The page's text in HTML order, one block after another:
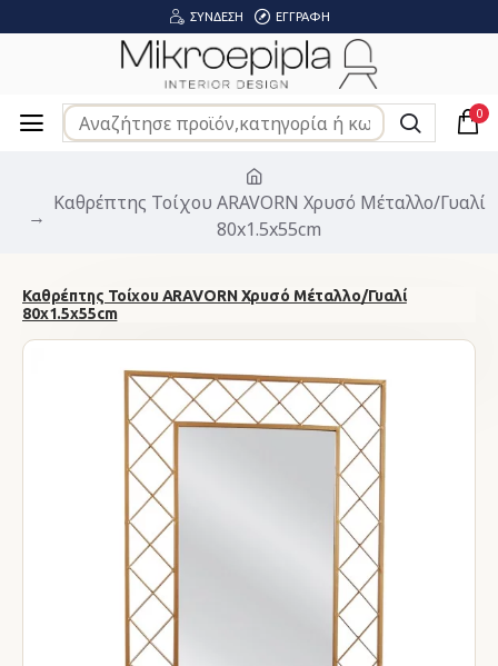
ΣΎΝΔΕΣΗ ΕΓΓΡΑΦΉ
0
Καθρέπτης Τοίχου ARAVORN Χρυσό Μέταλλο/Γυαλί
80x1.5x55cm
Καθρέπτης Τοίχου ARAVORN Χρυσό Μέταλλο/Γυαλί
80x1.5x55cm